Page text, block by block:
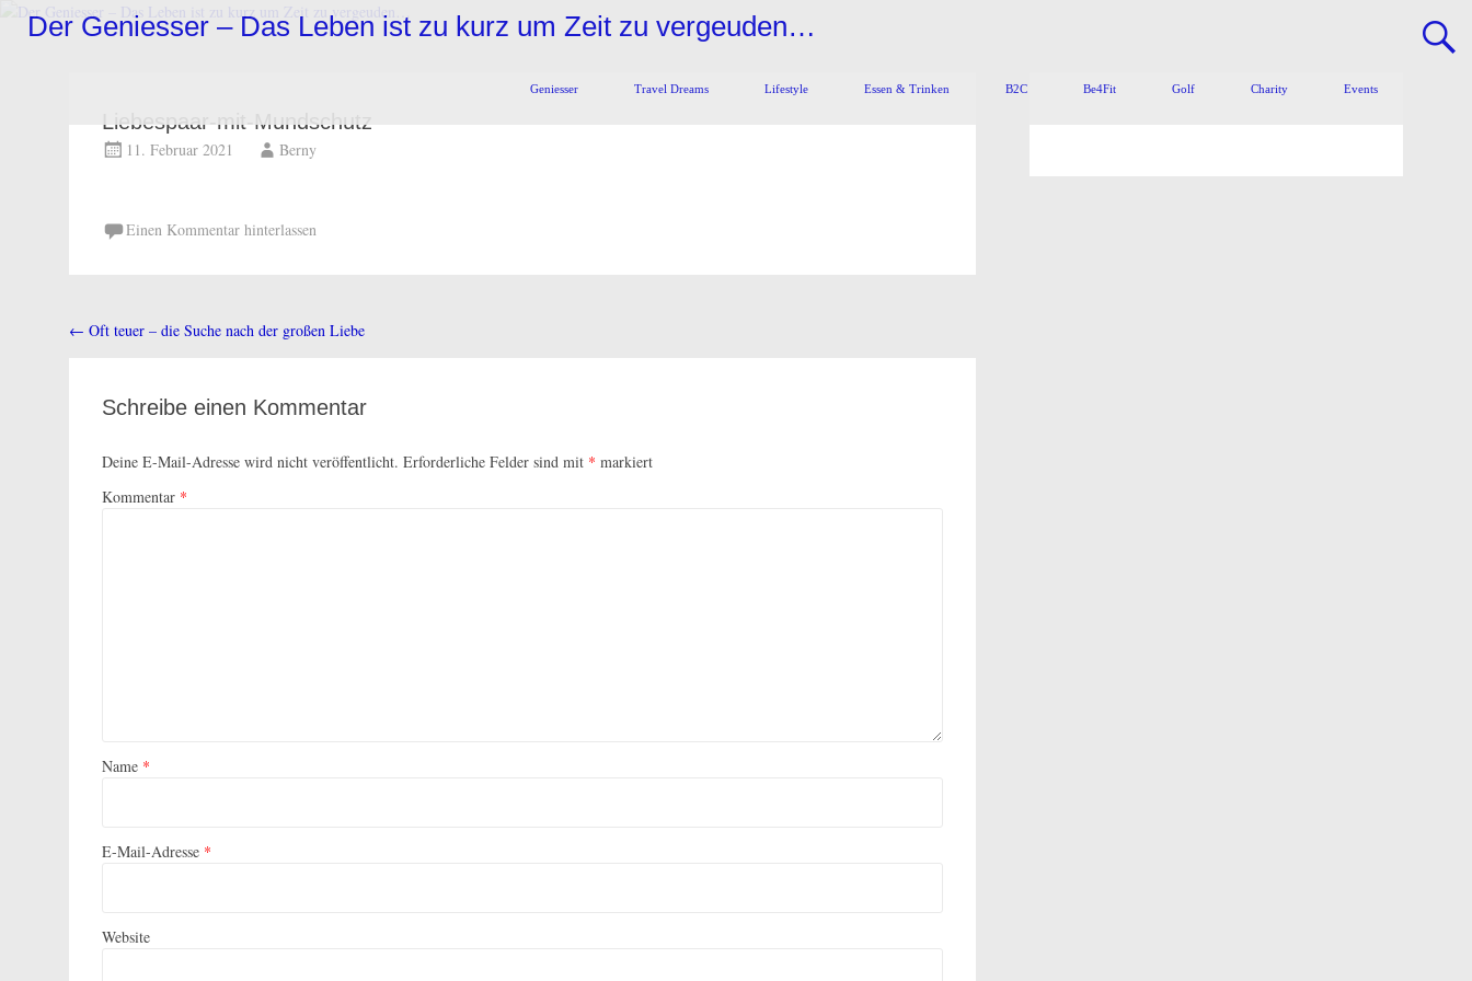
Zum
InhaltDer Geniesser – Das Leben ist zu kurz um Zeit zu vergeuden…
Geniesser Travel Dreams Lifestyle Essen & Trinken B2C Be4Fit Golf Charity Events
Liebespaar-mit-Mundschutz
11. Februar 2021 Berny
Einen Kommentar hinterlassen
Beitragsnavigation
← Oft teuer – die Suche nach der großen Liebe
Schreibe einen Kommentar
Deine E-Mail-Adresse wird nicht veröffentlicht. Erforderliche Felder sind mit * markiert
Kommentar *
Name *
E-Mail-Adresse *
Website